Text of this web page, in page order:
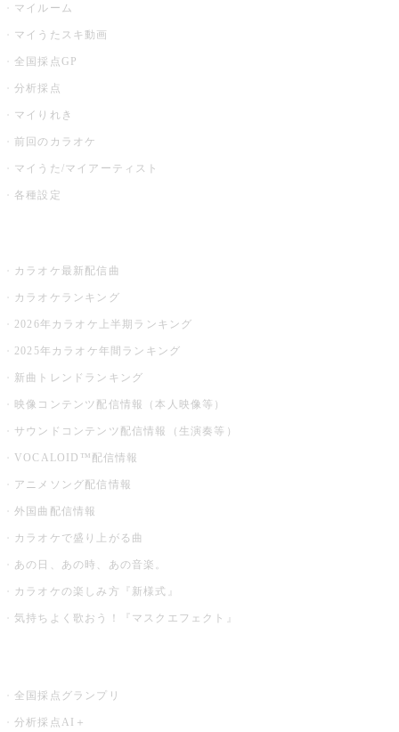
マイルーム
マイうたスキ動画
全国採点GP
分析採点
マイりれき
前回のカラオケ
マイうた/マイアーティスト
各種設定
カラオケ最新配信曲
カラオケランキング
2026年カラオケ上半期ランキング
2025年カラオケ年間ランキング
新曲トレンドランキング
映像コンテンツ配信情報（本人映像等）
サウンドコンテンツ配信情報（生演奏等）
VOCALOID™配信情報
アニメソング配信情報
外国曲配信情報
カラオケで盛り上がる曲
あの日、あの時、あの音楽。
カラオケの楽しみ方『新様式』
気持ちよく歌おう！『マスクエフェクト』
全国採点グランプリ
分析採点AI＋